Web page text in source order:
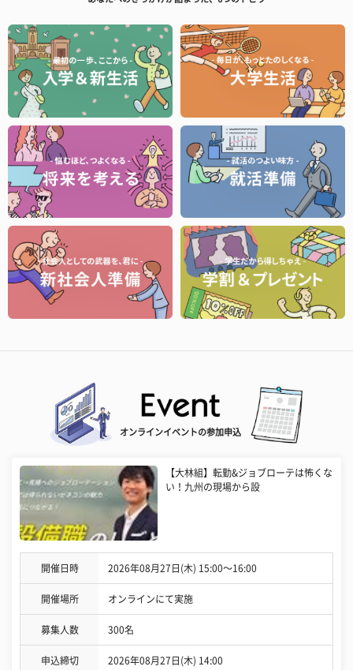
オンラインイベントの参加申込
【大林組】転勤&ジョブローテは怖くな
い！九州の現場から設
開催日時 2026年08月27日(木) 15:00〜16:00
開催場所 オンラインにて実施
募集人数 300名
申込締切 2026年08月27日(木) 14:00